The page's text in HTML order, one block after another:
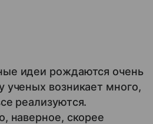
идеи рождаются очень
ученых возникает много,
реализуются.
наверное, скорее